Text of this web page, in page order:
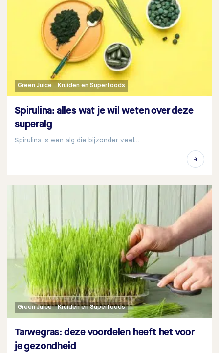
Green Juice Kruiden en Superfoods
Spirulina: alles wat je wil weten over deze
superalg
Spirulina is een alg die bijzonder veel…
Green Juice Kruiden en Superfoods
Tarwegras: deze voordelen heeft het voor
je gezondheid